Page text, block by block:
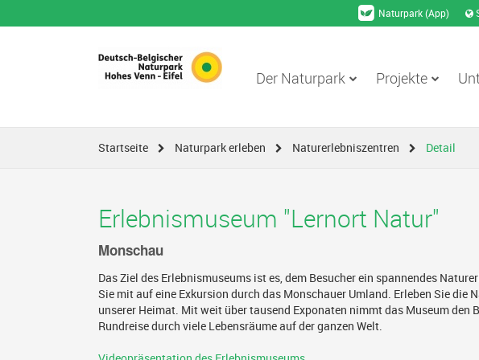
Naturpark (App)
Der Naturpark Projekte
Startseite Naturpark erleben Naturerlebniszentren Detail
Erlebnismuseum "Lernort Natur"
Monschau
Das Ziel des Erlebnismuseums ist es, dem Besucher ein spannendes
Sie mit auf eine Exkursion durch das Monschauer Umland. Erleben Sie die
unserer Heimat. Mit weit über tausend Exponaten nimmt das Museum den
Rundreise durch viele Lebensräume auf der ganzen Welt.